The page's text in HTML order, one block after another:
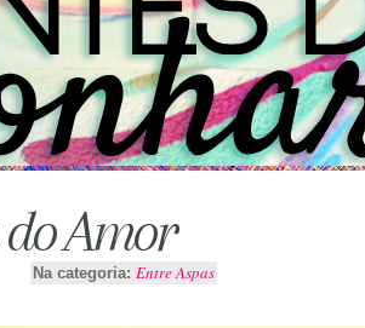
Amor
Na categoria: Entre Aspas